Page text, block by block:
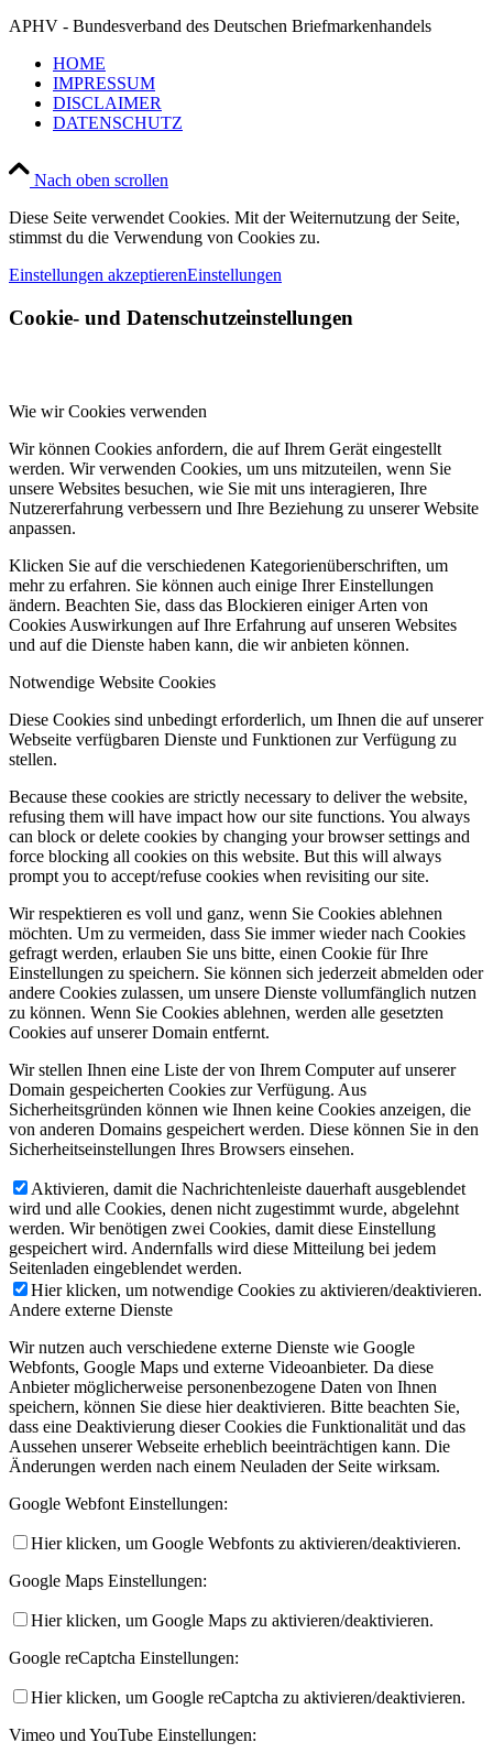
APHV - Bundesverband des Deutschen Briefmarkenhandels
HOME
IMPRESSUM
DISCLAIMER
DATENSCHUTZ
Nach oben scrollen
Diese Seite verwendet Cookies. Mit der Weiternutzung der Seite,
stimmst du die Verwendung von Cookies zu.
Einstellungen akzeptierenEinstellungen
Cookie- und Datenschutzeinstellungen
Wie wir Cookies verwenden
Wir können Cookies anfordern, die auf Ihrem Gerät eingestellt
werden. Wir verwenden Cookies, um uns mitzuteilen, wenn Sie
unsere Websites besuchen, wie Sie mit uns interagieren, Ihre
Nutzererfahrung verbessern und Ihre Beziehung zu unserer Website
anpassen.
Klicken Sie auf die verschiedenen Kategorienüberschriften, um
mehr zu erfahren. Sie können auch einige Ihrer Einstellungen
ändern. Beachten Sie, dass das Blockieren einiger Arten von
Cookies Auswirkungen auf Ihre Erfahrung auf unseren Websites
und auf die Dienste haben kann, die wir anbieten können.
Notwendige Website Cookies
Diese Cookies sind unbedingt erforderlich, um Ihnen die auf unserer
Webseite verfügbaren Dienste und Funktionen zur Verfügung zu
stellen.
Because these cookies are strictly necessary to deliver the website,
refusing them will have impact how our site functions. You always
can block or delete cookies by changing your browser settings and
force blocking all cookies on this website. But this will always
prompt you to accept/refuse cookies when revisiting our site.
Wir respektieren es voll und ganz, wenn Sie Cookies ablehnen
möchten. Um zu vermeiden, dass Sie immer wieder nach Cookies
gefragt werden, erlauben Sie uns bitte, einen Cookie für Ihre
Einstellungen zu speichern. Sie können sich jederzeit abmelden oder
andere Cookies zulassen, um unsere Dienste vollumfänglich nutzen
zu können. Wenn Sie Cookies ablehnen, werden alle gesetzten
Cookies auf unserer Domain entfernt.
Wir stellen Ihnen eine Liste der von Ihrem Computer auf unserer
Domain gespeicherten Cookies zur Verfügung. Aus
Sicherheitsgründen können wie Ihnen keine Cookies anzeigen, die
von anderen Domains gespeichert werden. Diese können Sie in den
Sicherheitseinstellungen Ihres Browsers einsehen.
Aktivieren, damit die Nachrichtenleiste dauerhaft ausgeblendet
wird und alle Cookies, denen nicht zugestimmt wurde, abgelehnt
werden. Wir benötigen zwei Cookies, damit diese Einstellung
gespeichert wird. Andernfalls wird diese Mitteilung bei jedem
Seitenladen eingeblendet werden.
Hier klicken, um notwendige Cookies zu aktivieren/deaktivieren.
Andere externe Dienste
Wir nutzen auch verschiedene externe Dienste wie Google
Webfonts, Google Maps und externe Videoanbieter. Da diese
Anbieter möglicherweise personenbezogene Daten von Ihnen
speichern, können Sie diese hier deaktivieren. Bitte beachten Sie,
dass eine Deaktivierung dieser Cookies die Funktionalität und das
Aussehen unserer Webseite erheblich beeinträchtigen kann. Die
Änderungen werden nach einem Neuladen der Seite wirksam.
Google Webfont Einstellungen:
Hier klicken, um Google Webfonts zu aktivieren/deaktivieren.
Google Maps Einstellungen:
Hier klicken, um Google Maps zu aktivieren/deaktivieren.
Google reCaptcha Einstellungen:
Hier klicken, um Google reCaptcha zu aktivieren/deaktivieren.
Vimeo und YouTube Einstellungen: